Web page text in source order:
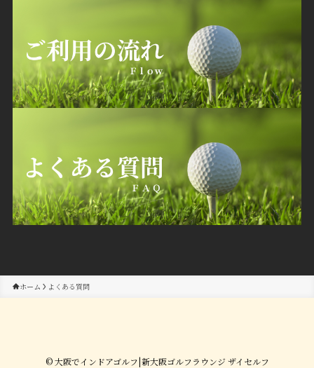
ホーム よくある質問
©大阪でインドアゴルフ|新大阪ゴルフラウンジ ザイセルフ